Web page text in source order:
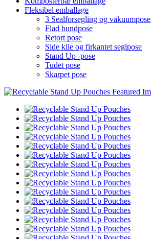
Fleksibel emballage
3 Sealforsegling og vakuumpose
Flad bundpose
Retort pose
Side kile og firkantet seglpose
Stand Up -pose
Tudet pose
Skarpet pose